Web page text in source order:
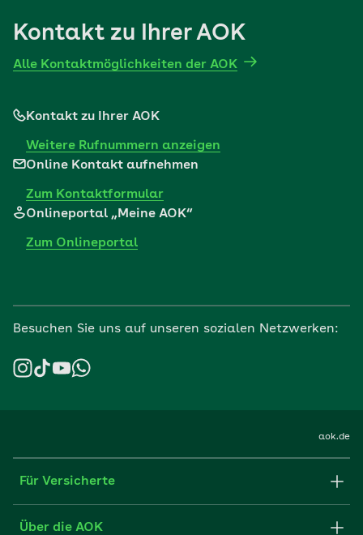
Kontakt zu Ihrer AOK
Alle Kontaktmöglichkeiten der AOK
Kontakt zu Ihrer AOK
Weitere Rufnummern anzeigen
Online Kontakt aufnehmen
Zum Kontaktformular
Onlineportal „Meine AOK“
Zum Onlineportal
Besuchen Sie uns auf unseren sozialen Netzwerken:
aok.de
Für Versicherte
Formulare und Anträge
Über die AOK